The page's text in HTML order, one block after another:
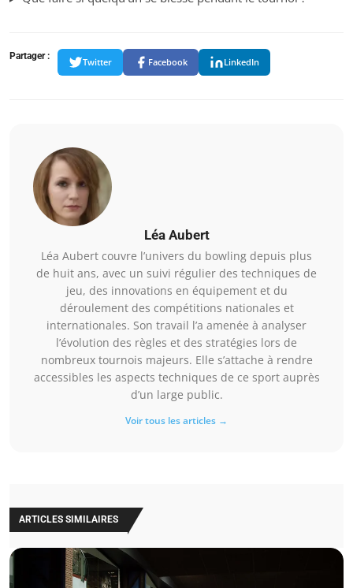
Partager :
Twitter Facebook LinkedIn
Léa Aubert
Léa Aubert couvre l’univers du bowling depuis plus
de huit ans, avec un suivi régulier des techniques de
jeu, des innovations en équipement et du
déroulement des compétitions nationales et
internationales. Son travail l’a amenée à analyser
l’évolution des règles et des stratégies lors de
nombreux tournois majeurs. Elle s’attache à rendre
accessibles les aspects techniques de ce sport auprès
d’un large public.
Voir tous les articles →
ARTICLES SIMILAIRES